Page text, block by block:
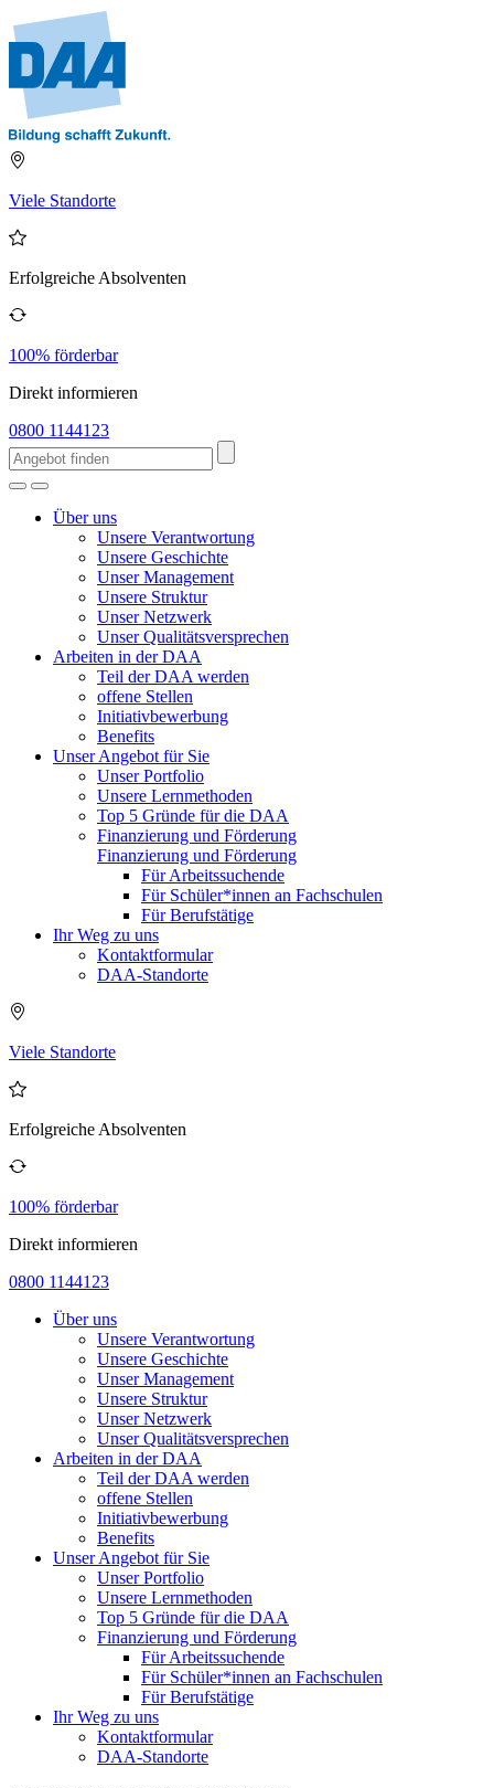
Viele Standorte
Erfolgreiche Absolventen
100% förderbar
Direkt informieren
0800 1144123
Über uns
Unsere Verantwortung
Unsere Geschichte
Unser Management
Unsere Struktur
Unser Netzwerk
Unser Qualitätsversprechen
Arbeiten in der DAA
Teil der DAA werden
offene Stellen
Initiativbewerbung
Benefits
Unser Angebot für Sie
Unser Portfolio
Unsere Lernmethoden
Top 5 Gründe für die DAA
Finanzierung und Förderung
Finanzierung und Förderung
Für Arbeitssuchende
Für Schüler*innen an Fachschulen
Für Berufstätige
Ihr Weg zu uns
Kontaktformular
DAA-Standorte
Viele Standorte
Erfolgreiche Absolventen
100% förderbar
Direkt informieren
0800 1144123
Über uns
Unsere Verantwortung
Unsere Geschichte
Unser Management
Unsere Struktur
Unser Netzwerk
Unser Qualitätsversprechen
Arbeiten in der DAA
Teil der DAA werden
offene Stellen
Initiativbewerbung
Benefits
Unser Angebot für Sie
Unser Portfolio
Unsere Lernmethoden
Top 5 Gründe für die DAA
Finanzierung und Förderung
Für Arbeitssuchende
Für Schüler*innen an Fachschulen
Für Berufstätige
Ihr Weg zu uns
Kontaktformular
DAA-Standorte